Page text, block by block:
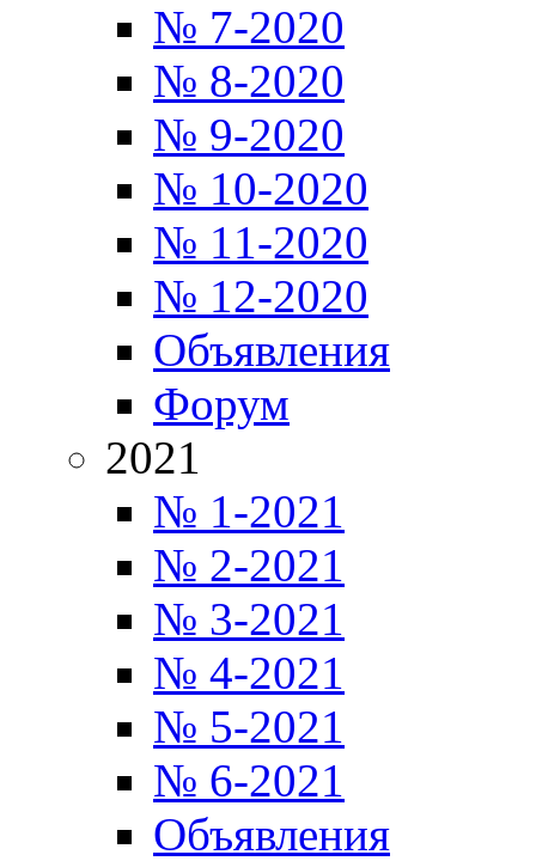
№ 7-2020
№ 8-2020
№ 9-2020
№ 10-2020
№ 11-2020
№ 12-2020
Объявления
Форум
2021
№ 1-2021
№ 2-2021
№ 3-2021
№ 4-2021
№ 5-2021
№ 6-2021
Объявления